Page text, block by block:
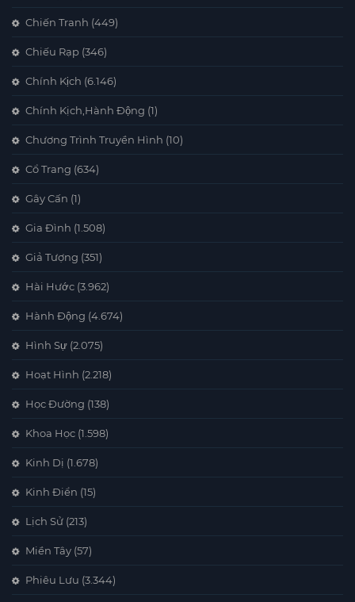
Chiến Tranh (449)
Chiếu Rạp (346)
Chính Kịch (6.146)
Chính Kịch,Hành Động (1)
Chương Trình Truyền Hình (10)
Cổ Trang (634)
Gây Cấn (1)
Gia Đình (1.508)
Giả Tượng (351)
Hài Hước (3.962)
Hành Động (4.674)
Hình Sự (2.075)
Hoạt Hình (2.218)
Học Đường (138)
Khoa Học (1.598)
Kinh Dị (1.678)
Kinh Điển (15)
Lịch Sử (213)
Miền Tây (57)
Phiêu Lưu (3.344)